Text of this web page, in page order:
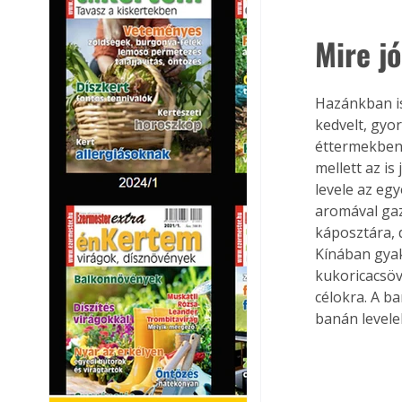
Mire
Hazánkban
kedvelt,
mellett az is
levele az
aromával
káposztára,
Kínában
célokra. A
banán